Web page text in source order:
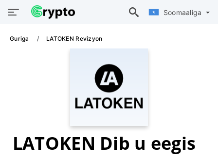
Soomaaliga
Guriga LATOKEN Revizyon
LATOKEN Dib u eegis